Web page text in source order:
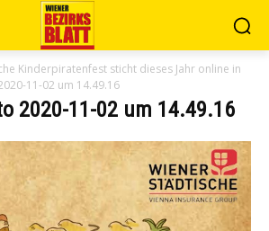
Kinderpiratenfest sticht dieses Jahr online in
11-02 um 14.49.16
2020-11-02 um 14.49.16